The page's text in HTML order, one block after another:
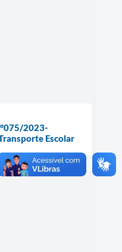
2023-
Escolar